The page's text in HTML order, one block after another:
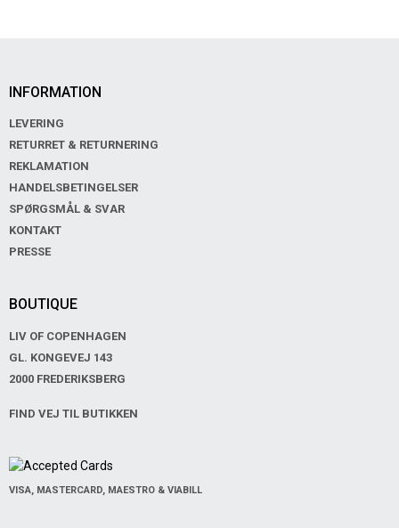
INFORMATION
LEVERING
RETURRET & RETURNERING
REKLAMATION
HANDELSBETINGELSER
SPØRGSMÅL & SVAR
KONTAKT
PRESSE
BOUTIQUE
LIV OF COPENHAGEN
GL. KONGEVEJ 143
2000 FREDERIKSBERG
FIND VEJ TIL BUTIKKEN
VISA, MASTERCARD, MAESTRO & VIABILL